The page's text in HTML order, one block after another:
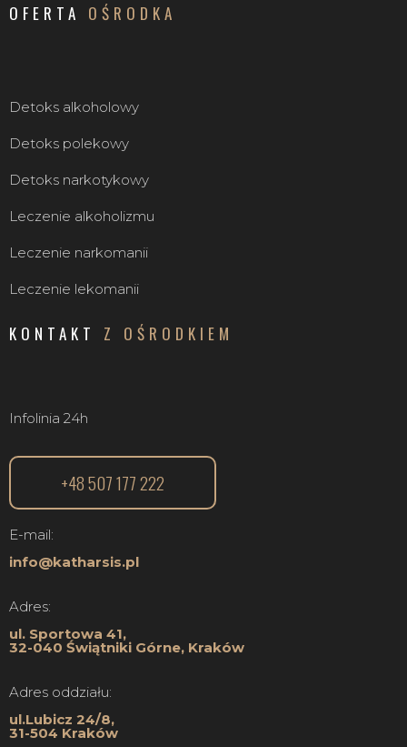
OFERTA OŚRODKA
Detoks alkoholowy
Detoks polekowy
Detoks narkotykowy
Leczenie alkoholizmu
Leczenie narkomanii
Leczenie lekomanii
KONTAKT Z OŚRODKIEM
Infolinia 24h
+48 507 177 222
E-mail:
info@katharsis.pl
Adres:
ul. Sportowa 41,
32-040 Świątniki Górne, Kraków
Adres oddziału:
ul.Lubicz 24/8,
31-504 Kraków